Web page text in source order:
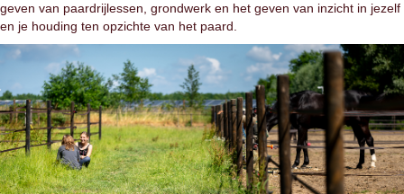
geven van paardrijlessen, grondwerk en het geven van inzicht in jezelf
en je houding ten opzichte van het paard.